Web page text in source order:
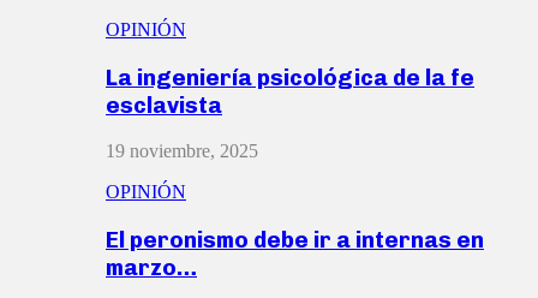
OPINIÓN
La ingeniería psicológica de la fe
esclavista
19 noviembre, 2025
OPINIÓN
El peronismo debe ir a internas en
marzo…